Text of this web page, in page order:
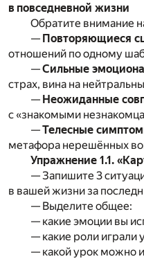
в повседневной жизни
Обратите внимание
— Повторяющиеся
отношений по одному
—Сильные
страх, вина на
— Неожиданные
с «знакомыми
—Телесные
метафора нерешённых
Упражнение 1.1.
— Запишите 3
в вашей жизни за
— Выделите общее:
— какие эмоции вы
— какие роли играли
— какой урок можно